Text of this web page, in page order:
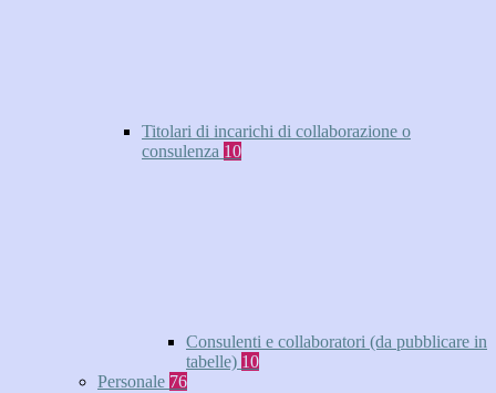
Titolari di incarichi di collaborazione o
consulenza 10
Consulenti e collaboratori (da pubblicare in
tabelle) 10
Personale 76